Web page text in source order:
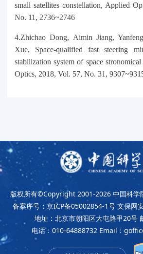
small satellites constellation, Applied
No. 11, 2736~2746
4.Zhichao Dong, Aimin Jiang,
Xue, Space-qualified fast steering
stabilization system of space
Optics, 2018, Vol. 57, No. 31,
版权所有©Copyright 2001-2026 中国科学
备案序号：京ICP备05002854-1号 文保网
地址：北京市朝阳区大屯路甲20号
电话：010-64888732 Email：